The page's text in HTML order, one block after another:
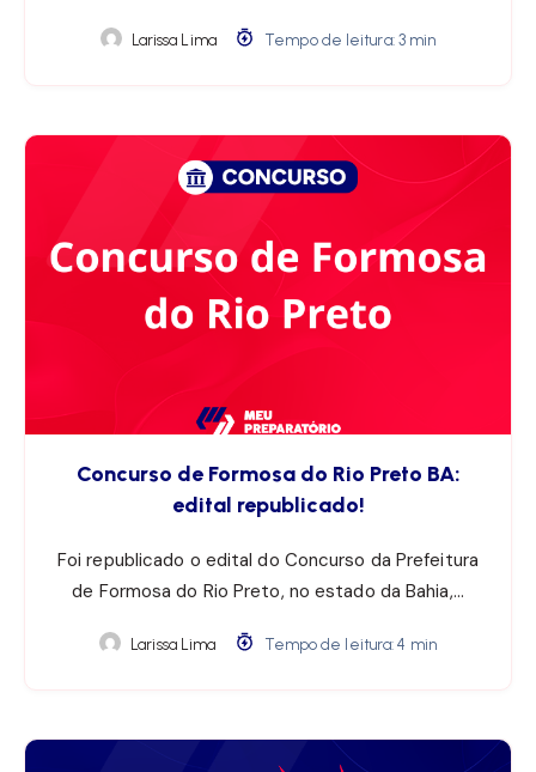
Larissa Lima Tempo de leitura: 3 min
Concurso de Formosa do Rio Preto BA:
edital republicado!
Foi republicado o edital do Concurso da Prefeitura
de Formosa do Rio Preto, no estado da Bahia,…
Larissa Lima Tempo de leitura: 4 min